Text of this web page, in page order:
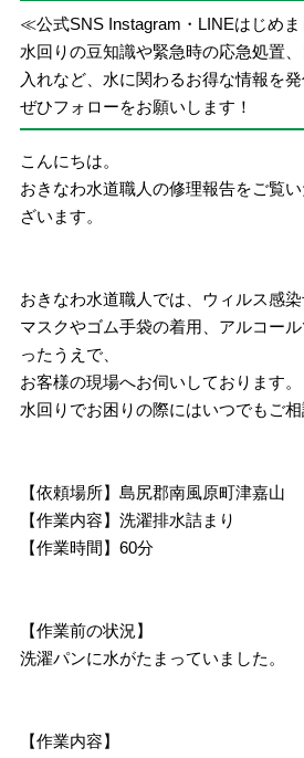
≪公式SNS Instagram・LINEはじめ
水回りの豆知識や緊急時の応急処置
入れなど、水に関わるお得な情報を発
ぜひフォローをお願いします！
こんにちは。
おきなわ水道職人の修理報告をご覧
ざいます。
おきなわ水道職人では、ウィルス感
マスクやゴム手袋の着用、アルコー
ったうえで、
お客様の現場へお伺いしております。
水回りでお困りの際にはいつでもご相
【依頼場所】島尻郡南風原町津嘉山
【作業内容】洗濯排水詰まり
【作業時間】60分
【作業前の状況】
洗濯パンに水がたまっていました。
【作業内容】